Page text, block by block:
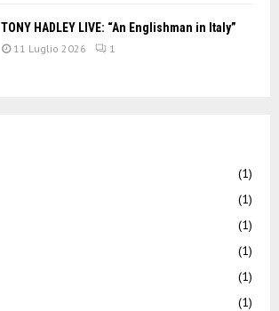
TONY HADLEY LIVE: “An Englishman in Italy”
11 Luglio 2026 1
(1)
(1)
(1)
(1)
(1)
(1)